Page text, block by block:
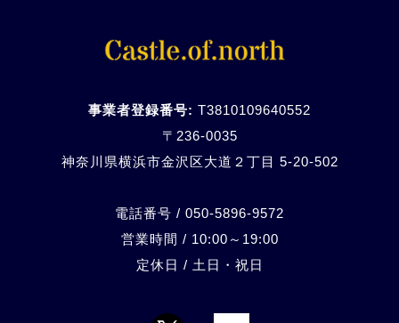
事業者登録番号: T3810109640552
〒236-0035
神奈川県横浜市金沢区大道２丁目 5-20-502
電話番号 / 050-5896-9572
営業時間 / 10:00～19:00
定休日 / 土日・祝日